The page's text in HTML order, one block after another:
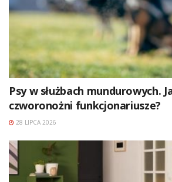
Psy w służbach mundurowych.
czworonożni funkcjonariusze?
28 LIPCA 2026